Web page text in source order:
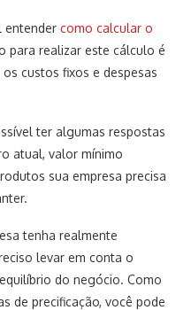
entender como calcular o
para realizar este cálculo é
custos fixos e despesas
ter algumas respostas
atual, valor mínimo
sua empresa precisa
tenha realmente
levar em conta o
do negócio. Como
de precificação, você pode